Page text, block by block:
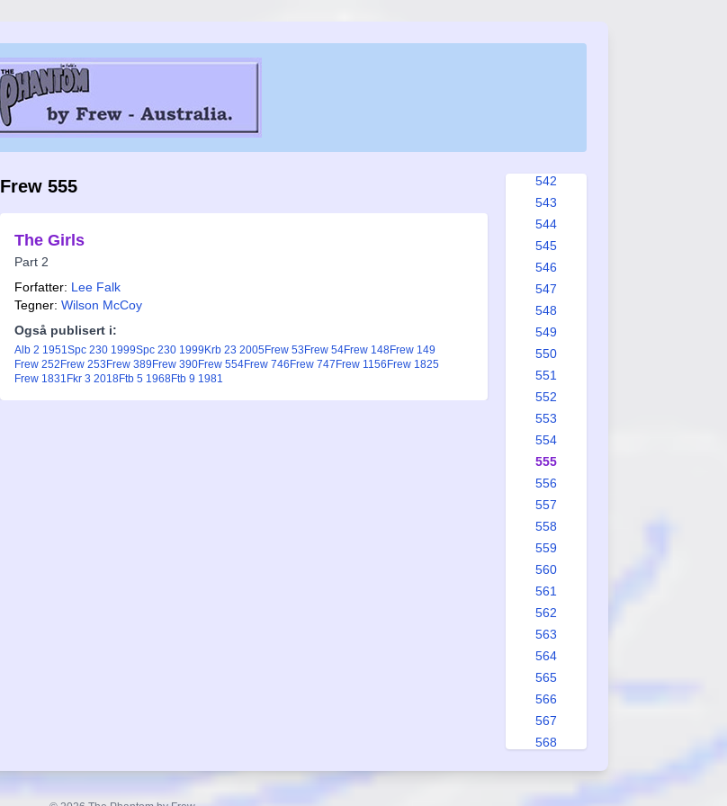
Frew 555
The Girls
Part 2
Forfatter: Lee Falk
Tegner: Wilson McCoy
Også publisert i:
Alb 2 1951Spc 230 1999Spc 230 1999 Krb 23 2005Frew 53 Frew 54Frew 148Frew 149
Frew 252 Frew 253 Frew 389 Frew 390Frew 554Frew 746 Frew 747 Frew 1156 Frew 1825
Frew 1831 Fkr 3 2018Ftb 5 1968Ftb 9 1981
542
543
544
545
546
547
548
549
550
551
552
553
554
555
556
557
558
559
560
561
562
563
564
565
566
567
568